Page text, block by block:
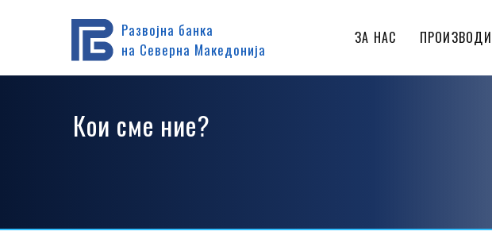
Развојна банка
на Северна Македонија
ЗА НАС ПРОИЗВОДИ
Дома За нас
Кои сме ние?